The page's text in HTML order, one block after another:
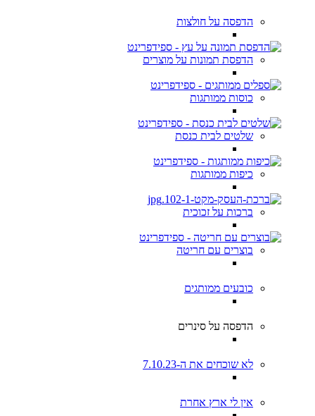
הדפסה על חולצות
הדפסת תמונות על מוצרים
כוסות ממותגות
שלטים לבית כנסת
כיפות ממותגות
ברכות על זכוכית
בוצרים עם חריטה
כובעים ממותגים
הדפסה על סינרים
לא שוכחים את ה-7.10.23
אין לי ארץ אחרת